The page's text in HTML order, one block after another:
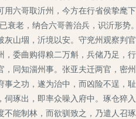
六哥取沂州，今方在行省侯挚麾
衰老，纳合六哥善治兵，识沂形
山堌，沂境以安。守兖州观察判
委曲购得粮二万斛，兵储乃足，
同知淄州事。张亚夫迁两官，密
功，遂为治中，而凶险不逞，
琢出，即率众噪入府中。琢仓猝
能制林，而欲驯致之，乃遣人召